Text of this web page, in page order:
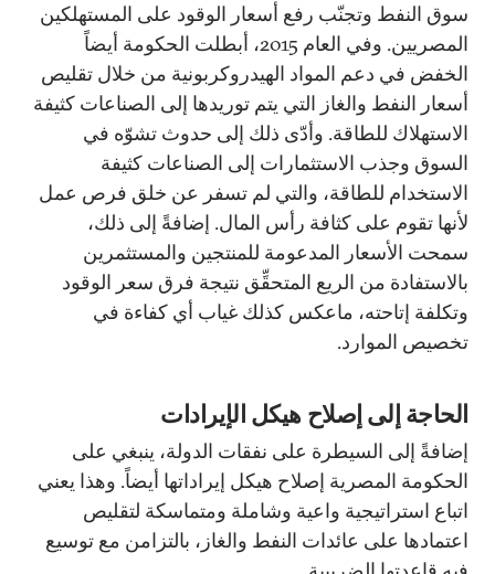
سوق النفط وتجنّب رفع أسعار الوقود على المستهلكين
المصريين. وفي العام 2015، أبطلت الحكومة أيضاً
الخفض في دعم المواد الهيدروكربونية من خلال تقليص
أسعار النفط والغاز التي يتم توريدها إلى الصناعات كثيفة
الاستهلاك للطاقة. وأدّى ذلك إلى حدوث تشوّه في
السوق وجذب الاستثمارات إلى الصناعات كثيفة
الاستخدام للطاقة، والتي لم تسفر عن خلق فرص عمل
لأنها تقوم على كثافة رأس المال. إضافةً إلى ذلك،
سمحت الأسعار المدعومة للمنتجين والمستثمرين
بالاستفادة من الريع المتحقِّق نتيجة فرق سعر الوقود
وتكلفة إتاحته، ماعكس كذلك غياب أي كفاءة في
تخصيص الموارد.
الحاجة إلى إصلاح هيكل الإيرادات
إضافةً إلى السيطرة على نفقات الدولة، ينبغي على
الحكومة المصرية إصلاح هيكل إيراداتها أيضاً. وهذا يعني
اتباع استراتيجية واعية وشاملة ومتماسكة لتقليص
اعتمادها على عائدات النفط والغاز، بالتزامن مع توسيع